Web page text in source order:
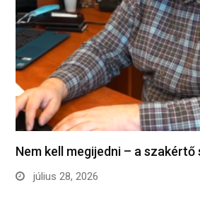
Nem kell megijedni – a szakértő
július 28, 2026